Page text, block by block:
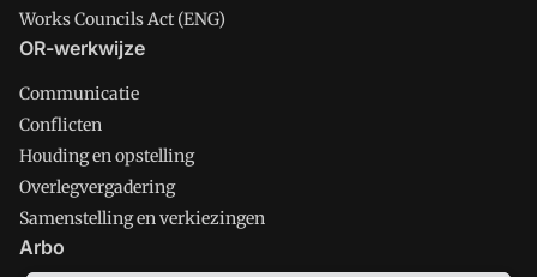
Works Councils Act (ENG)
OR-werkwijze
Communicatie
Conflicten
Houding en opstelling
Overlegvergadering
Samenstelling en verkiezingen
Arbo